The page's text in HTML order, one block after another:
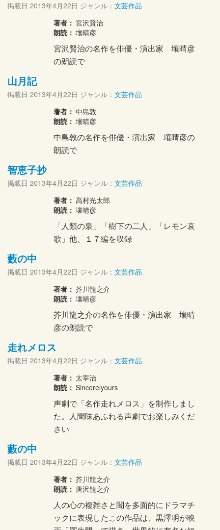
掲載日 2013年4月22日 ジャンル： 文芸作品
著者： 宮沢賢治
朗読： 壤晴彦
宮沢賢治の名作を俳優・演出家 壤晴彦
の朗読で
山月記
掲載日 2013年4月22日 ジャンル： 文芸作品
著者： 中島敦
朗読： 壤晴彦
中島敦の名作を俳優・演出家 壤晴彦の
朗読で
智恵子抄
掲載日 2013年4月22日 ジャンル： 文芸作品
著者： 高村光太郎
朗読： 壤晴彦
「人類の泉」「樹下の二人」「レモン哀
歌」他、１７編を収録
藪の中
掲載日 2013年4月22日 ジャンル： 文芸作品
著者： 芥川龍之介
朗読： 壤晴彦
芥川龍之介の名作を俳優・演出家 壤晴
彦の朗読で
走れメロス
掲載日 2013年4月22日 ジャンル： 文芸作品
著者： 太宰治
朗読： Sincerelyours
声劇で「名作走れメロス」を制作しまし
た。 人間味あふれる声劇でお楽しみくだ
さい
藪の中
掲載日 2013年4月22日 ジャンル： 文芸作品
著者： 芥川龍之介
朗読： 唐沢龍之介
人の心の複雑さと闇を多面的にドラマチ
ックに表現したこの作品は、黒澤明が映